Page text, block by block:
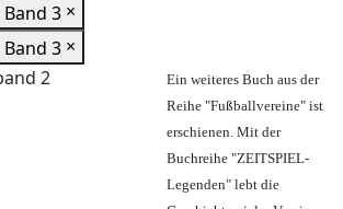
×
×
Ein weiteres Buch aus der
Reihe "Fußballvereine" ist
erschienen. Mit der
Buchreihe "ZEITSPIEL-
Legenden" lebt die